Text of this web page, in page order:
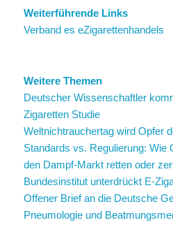
Weiterführende Links
Verband es eZigarettenhandels
Weitere Themen
Deutscher Wissenschaftler
Zigaretten Studie
Weltnichtrauchertag wird Opfer
Standards vs. Regulierung: Wie
den Dampf-Markt retten oder
Bundesinstitut unterdrückt E-
Offener Brief an die Deutsche
Pneumologie und